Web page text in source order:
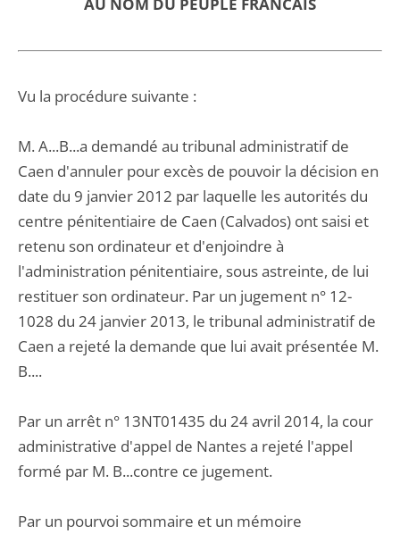
Vu la procédure suivante :
M. A...B...a demandé au tribunal administratif de
Caen d'annuler pour excès de pouvoir la décision en
date du 9 janvier 2012 par laquelle les autorités du
centre pénitentiaire de Caen (Calvados) ont saisi et
retenu son ordinateur et d'enjoindre à
l'administration pénitentiaire, sous astreinte, de lui
restituer son ordinateur. Par un jugement n° 12-
1028 du 24 janvier 2013, le tribunal administratif de
Caen a rejeté la demande que lui avait présentée M.
B....
Par un arrêt n° 13NT01435 du 24 avril 2014, la cour
administrative d'appel de Nantes a rejeté l'appel
formé par M. B...contre ce jugement.
Par un pourvoi sommaire et un mémoire